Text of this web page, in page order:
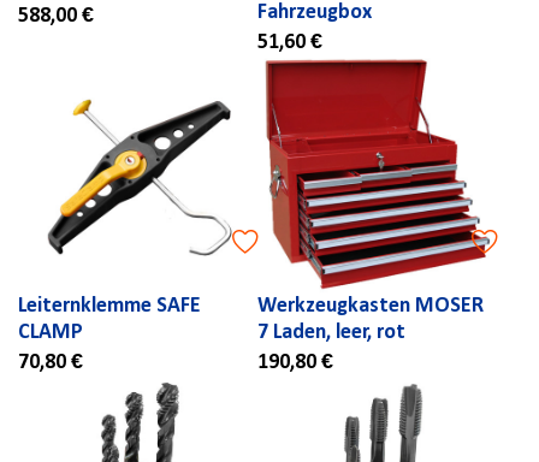
588,00 €
Fahrzeugbox
51,60 €
Leiternklemme SAFE
CLAMP
70,80 €
Werkzeugkasten MOSER
7 Laden, leer, rot
190,80 €